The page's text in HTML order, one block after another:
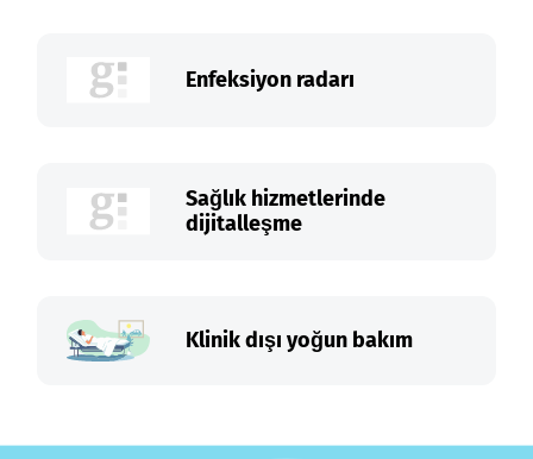
Enfeksiyon radarı
Sağlık hizmetlerinde
dijitalleşme
Klinik dışı yoğun bakım